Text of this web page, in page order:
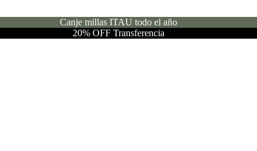
Canje millas ITAU todo el año
20% OFF Transferencia